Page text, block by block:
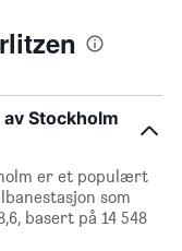
Stockholm
er et populært
som
basert på 14 548